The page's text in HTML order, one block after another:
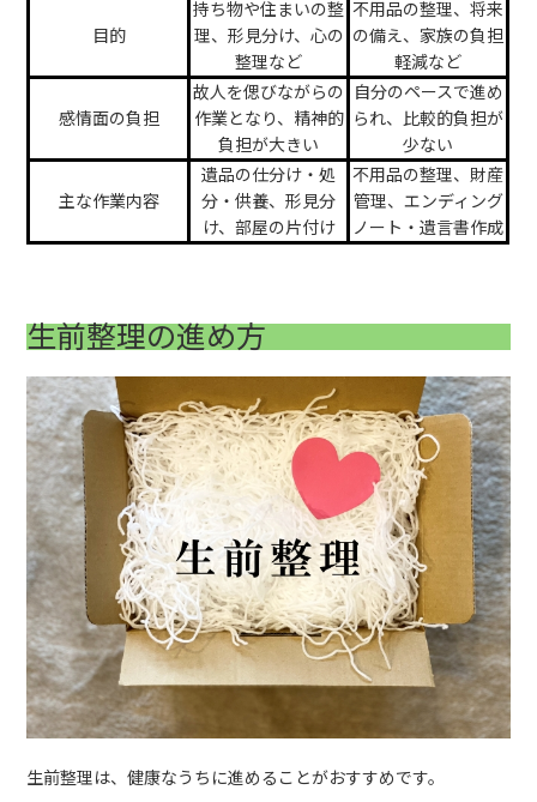
目的
持ち物や住まいの整
理、形見分け、心の
整理など
不用品の整理、将来
の備え、家族の負担
軽減など
感情面の負担
故人を偲びながらの
作業となり、精神的
負担が大きい
自分のペースで進め
られ、比較的負担が
少ない
主な作業内容
遺品の仕分け・処
分・供養、形見分
け、部屋の片付け
不用品の整理、財産
管理、エンディング
ノート・遺言書作成
生前整理の進め方
生前整理は、健康なうちに進めることがおすすめです。